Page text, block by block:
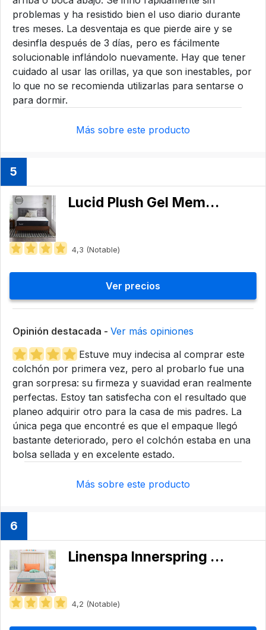
problemas y ha resistido bien el uso diario durante
tres meses. La desventaja es que pierde aire y se
desinfla después de 3 días, pero es fácilmente
solucionable inflándolo nuevamente. Hay que tener
cuidado al usar las orillas, ya que son inestables, por
lo que no se recomienda utilizarlas para sentarse o
para dormir.
Más sobre este producto
5
Lucid Plush Gel Memory Foam Mattress
4,3 (Notable)
Ver precios
Opinión destacada - Ver más opiniones
Estuve muy indecisa al comprar este
colchón por primera vez, pero al probarlo fue una
gran sorpresa: su firmeza y suavidad eran realmente
perfectas. Estoy tan satisfecha con el resultado que
planeo adquirir otro para la casa de mis padres. La
única pega que encontré es que el empaque llegó
bastante deteriorado, pero el colchón estaba en una
bolsa sellada y en excelente estado.
Más sobre este producto
6
Linenspa Innerspring Mattress
4,2 (Notable)